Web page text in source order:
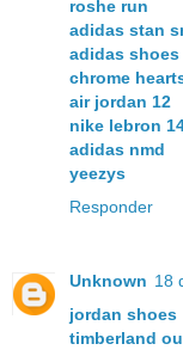
roshe run
adidas stan
adidas shoes
chrome
air jordan 12
nike lebron
adidas nmd
yeezys
Responder
Unknown 18
jordan shoes
timberland